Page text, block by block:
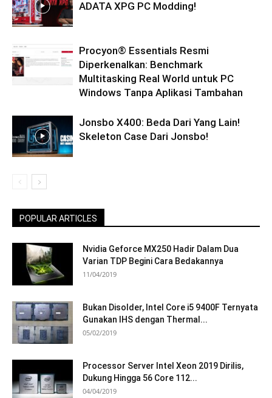
ADATA XPG PC Modding!
Procyon® Essentials Resmi
Diperkenalkan: Benchmark
Multitasking Real World untuk PC
Windows Tanpa Aplikasi Tambahan
Jonsbo X400: Beda Dari Yang Lain!
Skeleton Case Dari Jonsbo!
POPULAR ARTICLES
Nvidia Geforce MX250 Hadir Dalam Dua
Varian TDP Begini Cara Bedakannya
11/04/2019
Bukan Disolder, Intel Core i5 9400F Ternyata
Gunakan IHS dengan Thermal...
05/02/2019
Processor Server Intel Xeon 2019 Dirilis,
Dukung Hingga 56 Core 112...
04/04/2019